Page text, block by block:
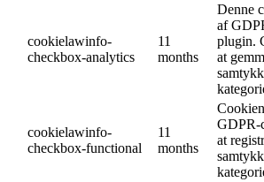
cookielawinfo-
checkbox-analytics
11
months
Denne
af
plugin.
at
cookielawinfo-
checkbox-functional
11
months
GDPR-
at